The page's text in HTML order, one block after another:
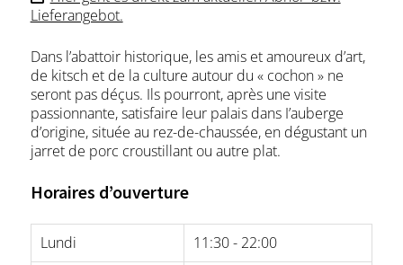
Lieferangebot.
Dans l’abattoir historique, les amis et amoureux d’art,
de kitsch et de la culture autour du « cochon » ne
seront pas déçus. Ils pourront, après une visite
passionnante, satisfaire leur palais dans I’auberge
d’origine, située au rez-de-chaussée, en dégustant un
jarret de porc croustillant ou autre plat.
Horaires d’ouverture
Lundi
11:30 - 22:00